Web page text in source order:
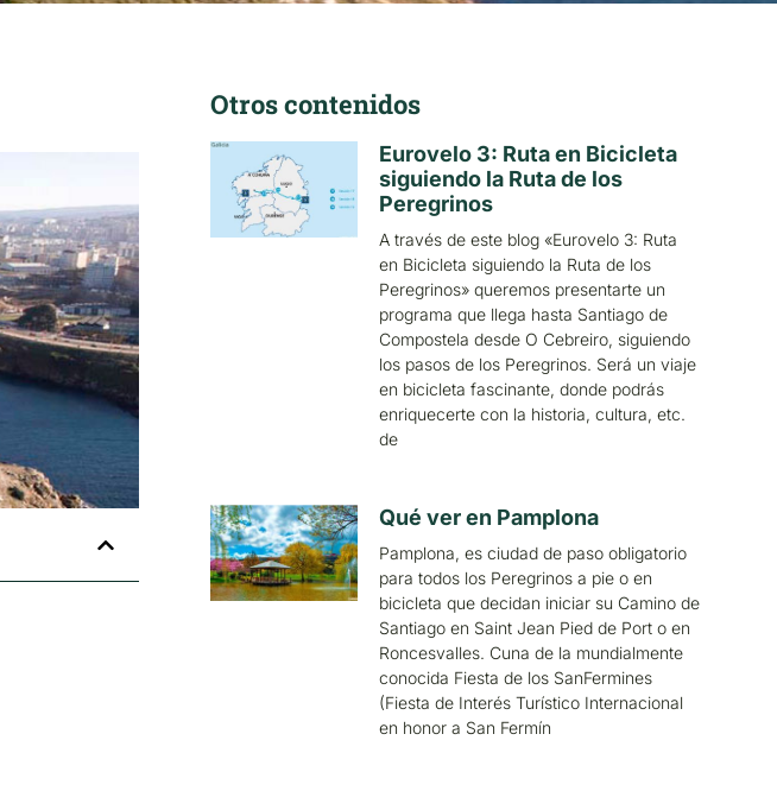
Otros contenidos
Eurovelo 3: Ruta en Bicicleta
siguiendo la Ruta de los
Peregrinos
A través de este blog «Eurovelo 3: Ruta
en Bicicleta siguiendo la Ruta de los
Peregrinos» queremos presentarte un
programa que llega hasta Santiago de
Compostela desde O Cebreiro, siguiendo
los pasos de los Peregrinos. Será un viaje
en bicicleta fascinante, donde podrás
enriquecerte con la historia, cultura, etc.
de
Qué ver en Pamplona
Pamplona, es ciudad de paso obligatorio
para todos los Peregrinos a pie o en
bicicleta que decidan iniciar su Camino de
Santiago en Saint Jean Pied de Port o en
Roncesvalles. Cuna de la mundialmente
conocida Fiesta de los SanFermines
(Fiesta de Interés Turístico Internacional
en honor a San Fermín